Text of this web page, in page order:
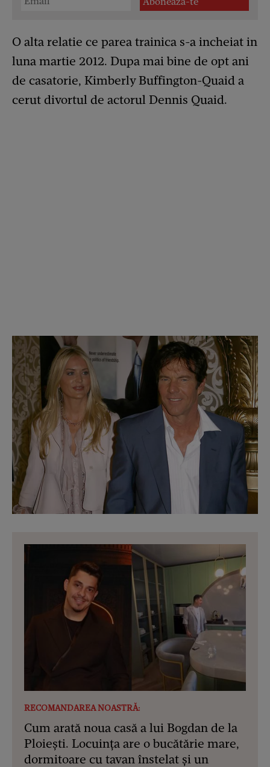
O alta relatie ce parea trainica s-a incheiat in
luna martie 2012. Dupa mai bine de opt ani
de casatorie, Kimberly Buffington-Quaid a
cerut divortul de actorul Dennis Quaid.
RECOMANDAREA NOASTRĂ:
Cum arată noua casă a lui Bogdan de la
Ploiești. Locuința are o bucătărie mare,
dormitoare cu tavan înstelat și un